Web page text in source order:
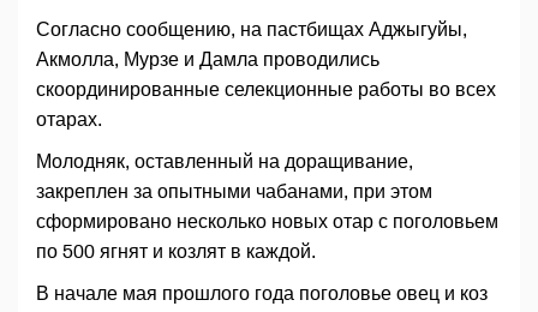
Согласно сообщению, на пастбищах Аджыгуйы,
Акмолла, Мурзе и Дамла проводились
скоординированные селекционные работы во всех
отарах.
Молодняк, оставленный на доращивание,
закреплен за опытными чабанами, при этом
сформировано несколько новых отар с поголовьем
по 500 ягнят и козлят в каждой.
В начале мая прошлого года поголовье овец и коз